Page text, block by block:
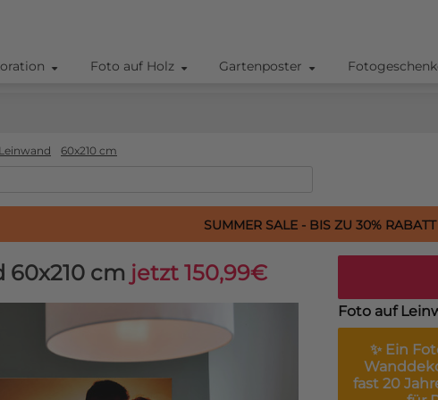
Foto auf Holz Gartenposter
60x210 cm
SUMMER SALE - BIS ZU 30% RABATT
60x210 cm jetzt 150,99€
Foto auf
✨ Ein
fast 20